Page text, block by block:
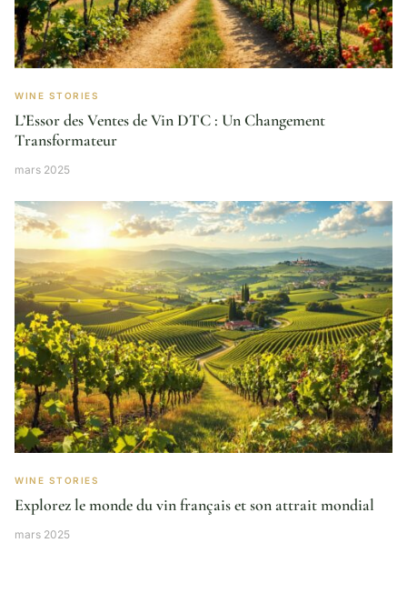
WINE STORIES
L’Essor des Ventes de Vin DTC : Un Changement
Transformateur
mars 2025
WINE STORIES
Explorez le monde du vin français et son attrait mondial
mars 2025